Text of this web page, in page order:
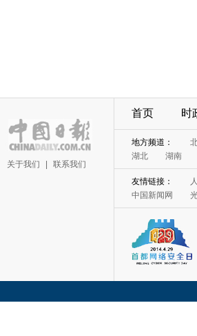
关于我们 联系我们
首页 时
地方频道：
湖北
湖南
友情链接：
中国新闻网